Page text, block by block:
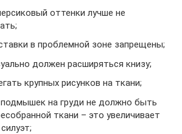
оттенки лучше не
в проблемной зоне запрещены;
должен расширяться книзу;
крупных рисунков на ткани;
на груди не должно быть
ткани – это увеличивает